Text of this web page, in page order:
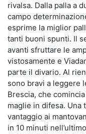
rivalsa. Dalla palla a
campo
esprime la miglior
tanti buoni spunti. Il
avanti sfruttare le
vistosamente e
parte il divario. Al
sono bravi a leggere
Brescia, che
maglie in difesa. Una
vantaggio ai
in 10 minuti